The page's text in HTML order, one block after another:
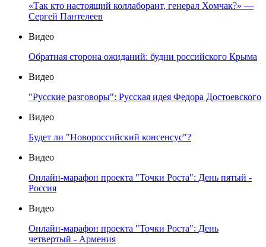
«Так кто настоящий коллаборант, генерал Хомчак?» —
Сергей Пантелеев
Видео
Обратная сторона ожиданий: будни российского Крыма
Видео
"Русские разговоры": Русская идея Федора Достоевского
Видео
Будет ли "Новороссийский консенсус"?
Видео
Онлайн-марафон проекта "Точки Роста": День пятый -
Россия
Видео
Онлайн-марафон проекта "Точки Роста": День
четвертый - Армения